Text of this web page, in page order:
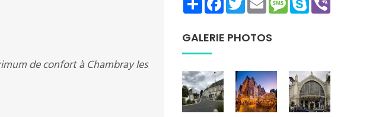
de confort à Chambray les
GALERIE PHOTOS